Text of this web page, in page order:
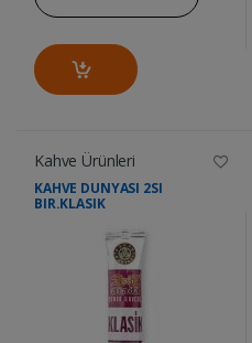
Kahve Ürünleri
KAHVE DUNYASI 2SI
BIR.KLASIK